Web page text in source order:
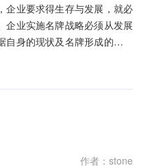
企业要求得生存与发展，就必
企业实施名牌战略必须从发展
身的现状及名牌形成的客观
作者：stone